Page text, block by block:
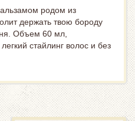
родом из
держать твою бороду
Объем 60 мл,
стайлинг волос и без